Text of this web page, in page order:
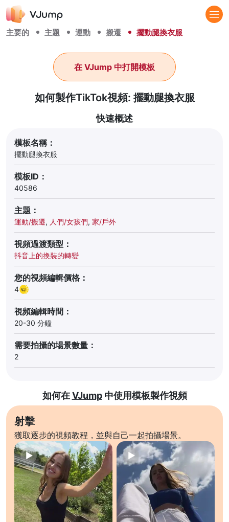
主要的 主題 運動 搬遷 擺動腿換衣服
如何製作TikTok視頻: 擺動腿換衣服
在 VJump 中打開模板
快速概述
模板名稱：
擺動腿換衣服
模板ID：
40586
主題：
運動/搬遷, 人們/女孩們, 家/戶外
視頻過渡類型：
抖音上的換裝的轉變
您的視頻編輯價格：
4
視頻編輯時間：
20-30 分鐘
需要拍攝的場景數量：
2
如何在VJump中使用模板製作視頻
射擊
獲取逐步的視頻教程，並與自己一起拍攝場景。